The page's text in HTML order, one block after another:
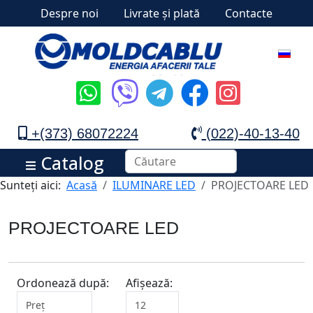
Despre noi Livrate și plată Contacte
+(373) 68072224 (022)-40-13-40
Catalog
Sunteți aici: Acasă ILUMINARE LED PROJECTOARE LED
PROJECTOARE LED
Ordonează după: Afișează: